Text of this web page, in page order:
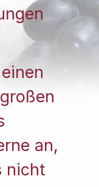
an,
nicht